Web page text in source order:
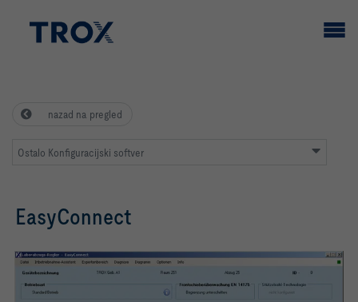
nazad na pregled
Ostalo Konfiguracijski softver
EasyConnect